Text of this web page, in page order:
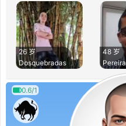
26 岁
Dosquebradas
48 岁
Pereira
0.6/1